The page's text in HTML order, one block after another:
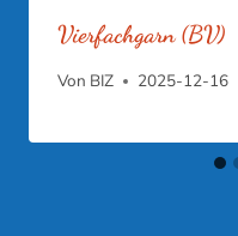
Vierfachgarn (BV)
Von BIZ 2025-12-16